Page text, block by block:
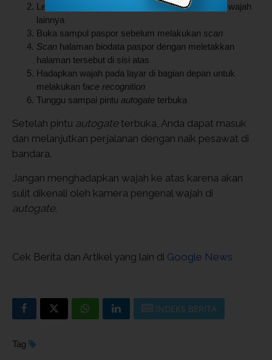
Lepas kaca mata, masker, topi atau penghalang wajah
lainnya
Buka sampul paspor sebelum melakukan scan
Scan halaman biodata paspor dengan meletakkan
halaman tersebut di sisi atas
Hadapkan wajah pada layar di bagian depan untuk
melakukan face recognition
Tunggu sampai pintu autogate terbuka
Setelah pintu autogate terbuka, Anda dapat masuk
dan melanjutkan perjalanan dengan naik pesawat di
bandara.
Jangan menghadapkan wajah ke atas karena akan
sulit dikenali oleh kamera pengenal wajah di
autogate.
Cek Berita dan Artikel yang lain di Google News
INDEKS BERITA
Tag